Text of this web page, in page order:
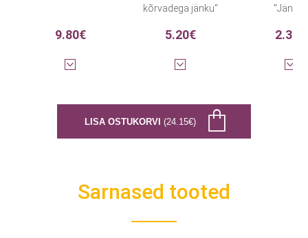
9.80€
kõrvadega jänku"
5.20€
"Jänku"
2.35€
LISA OSTUKORVI (24.15€)
Sarnased tooted